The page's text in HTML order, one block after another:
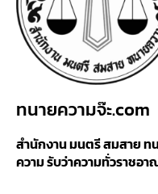
ทนายความจ๊ะ.com
สำนักงาน มนตรี สมสาย ท
ความ รับว่าความทั่วราชอา